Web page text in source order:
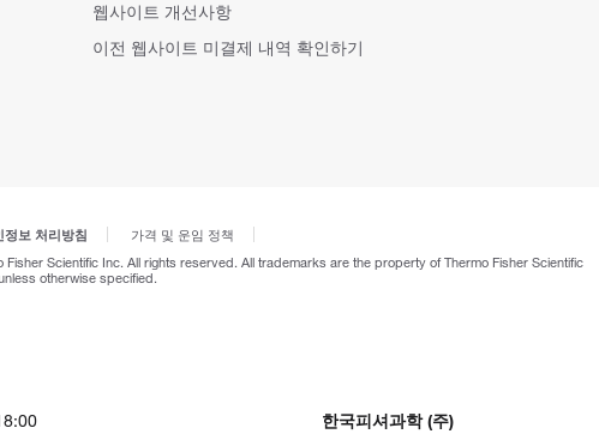
웹사이트 개선사항
이전 웹사이트 미결제 내역 확인하기
정보 처리방침
가격 및 운임 정책
Fisher Scientific Inc. All rights reserved. All trademarks are the property of Thermo Fisher Scientific
otherwise specified.
한국피셔과학 (주)